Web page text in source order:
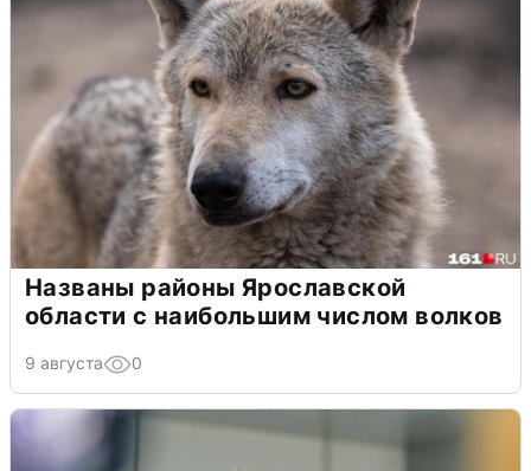
Названы районы Ярославской
области с наибольшим числом волков
9 августа 0